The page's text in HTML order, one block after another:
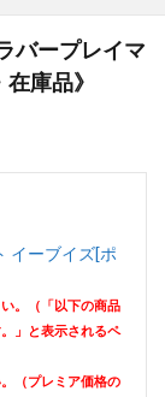
バープレイマ
庫品》
イーブイズ[ポ
。（「以下の商品
」と表示されるペ
（プレミア価格の